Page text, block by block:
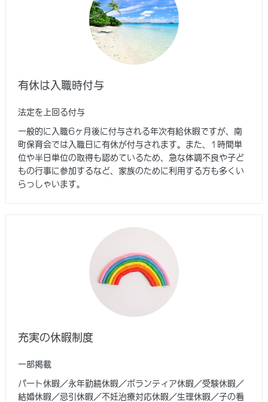
有休は入職時付与
法定を上回る付与
一般的に入職6ヶ月後に付与される年次有給休暇ですが、南
町保育会では入職日に有休が付与されます。また、1時間単
位や半日単位の取得も認めているため、急な体調不良や子ど
もの行事に参加するなど、家族のために利用する方も多くい
らっしゃいます。
充実の休暇制度
一部掲載
パート休暇／永年勤続休暇／ボランティア休暇／受験休暇／
結婚休暇／忌引休暇／不妊治療対応休暇／生理休暇／子の看